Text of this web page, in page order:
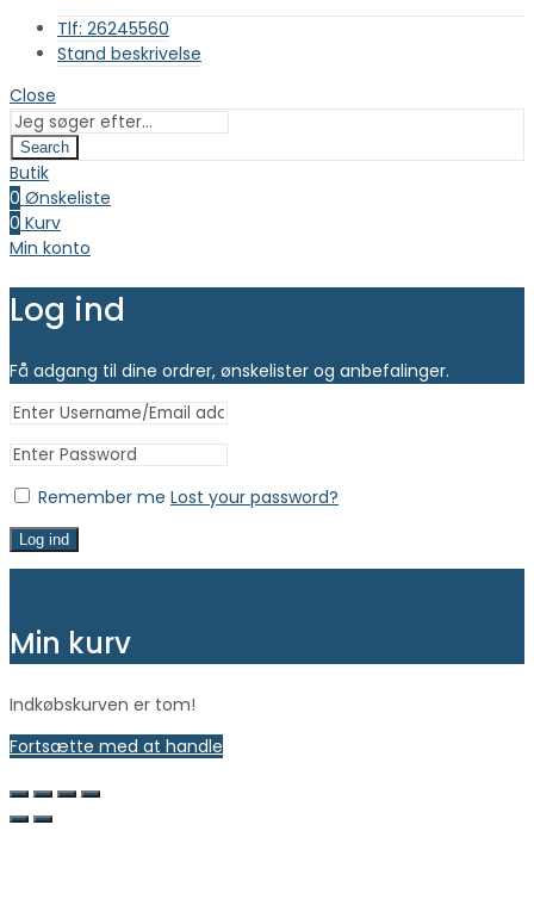
Tlf: 26245560
Stand beskrivelse
Close
Search
Butik
0 Ønskeliste
0 Kurv
Min konto
Log ind
Få adgang til dine ordrer, ønskelister og anbefalinger.
Remember me Lost your password?
Log ind
Min kurv
Indkøbskurven er tom!
Fortsætte med at handle